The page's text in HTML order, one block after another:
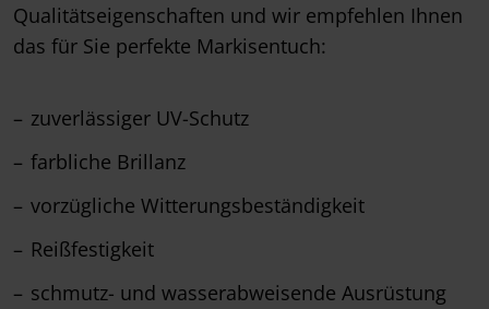
Qualitätseigenschaften und wir empfehlen Ihnen
das für Sie perfekte Markisentuch:
zuverlässiger UV-Schutz
farbliche Brillanz
vorzügliche Witterungsbeständigkeit
Reißfestigkeit
schmutz- und wasserabweisende Ausrüstung